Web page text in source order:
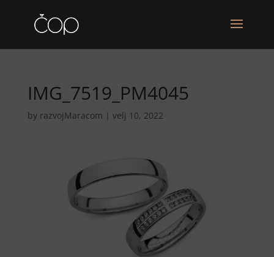
IMG_7519_PM4045
by razvojMaracom | velj 10, 2022